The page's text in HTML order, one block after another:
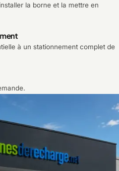
la borne et la mettre en
à un stationnement complet de